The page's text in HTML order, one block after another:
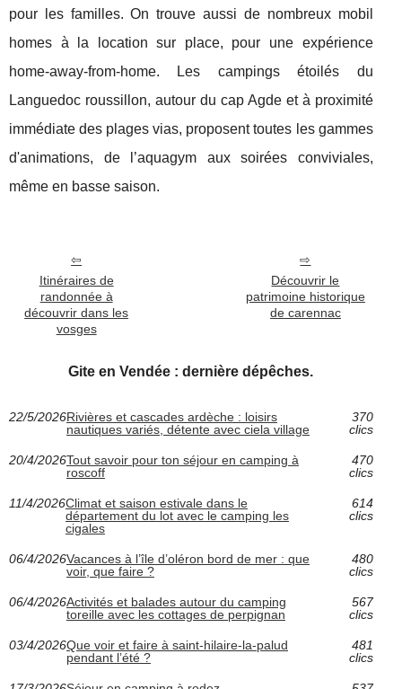
pour les familles. On trouve aussi de nombreux mobil
homes à la location sur place, pour une expérience
home-away-from-home. Les campings étoilés du
Languedoc roussillon, autour du cap Agde et à proximité
immédiate des plages vias, proposent toutes les gammes
d'animations, de l’aquagym aux soirées conviviales,
même en basse saison.
Itinéraires de
randonnée à
découvrir dans les
vosges
Découvrir le
patrimoine historique
de carennac
Gite en Vendée : dernière dépêches.
22/5/2026Rivières et cascades ardèche : loisirs
nautiques variés, détente avec ciela village
370
clics
20/4/2026Tout savoir pour ton séjour en camping à
roscoff
470
clics
11/4/2026Climat et saison estivale dans le
département du lot avec le camping les
cigales
614
clics
06/4/2026Vacances à l’île d’oléron bord de mer : que
voir, que faire ?
480
clics
06/4/2026Activités et balades autour du camping
toreille avec les cottages de perpignan
567
clics
03/4/2026Que voir et faire à saint-hilaire-la-palud
pendant l’été ?
481
clics